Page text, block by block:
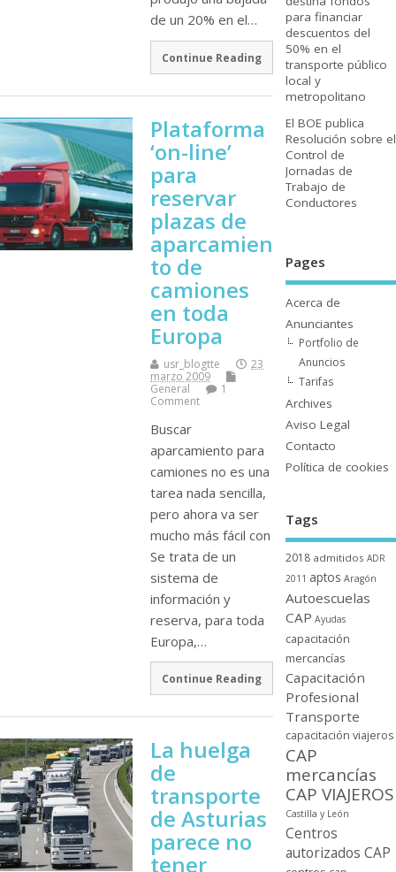
de un 20% en el…
Continue Reading
Plataforma
‘on-line’
para
reservar
plazas de
aparcamien
to de
camiones
en toda
Europa
usr_blogtte
23
marzo 2009
General
1
Comment
Buscar
aparcamiento para
camiones no es una
tarea nada sencilla,
pero ahora va ser
mucho más fácil con
Se trata de un
sistema de
información y
reserva, para toda
Europa,…
Continue Reading
La huelga
de
transporte
de Asturias
parece no
tener
para financiar
descuentos del
50% en el
transporte público
local y
metropolitano
El BOE publica
Resolución sobre el
Control de
Jornadas de
Trabajo de
Conductores
Pages
Acerca de
Anunciantes
Portfolio de
Anuncios
Tarifas
Archives
Aviso Legal
Contacto
Polí­tica de cookies
Tags
2018 admitidos ADR
2011 aptos Aragón
Autoescuelas
CAP Ayudas
capacitación
mercancí­as
Capacitación
Profesional
Transporte
capacitación viajeros
CAP
mercancí­as
CAP VIAJEROS
Castilla y León
Centros
autorizados CAP